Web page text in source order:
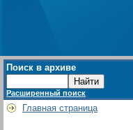
Поиск в архиве
Расширенный поиск
Главная страница